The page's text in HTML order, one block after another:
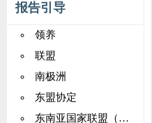
报告引导
领养
联盟
南极洲
东盟协定
东南亚国家联盟（ASEAN）